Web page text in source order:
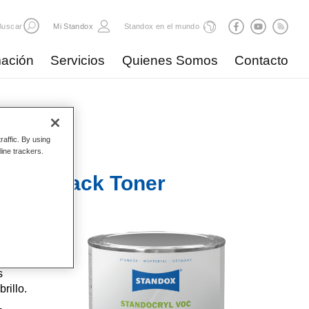
Mi Standox Standox en el mundo
Servicios Quienes Somos Contacto
Black Toner
es
By using
trackers.